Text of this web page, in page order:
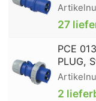
27
PCE
PLUG,
2